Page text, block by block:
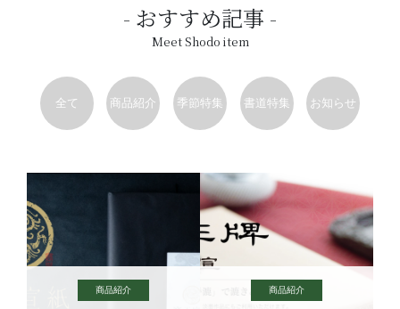
おすすめ記事
Meet Shodo item
全て 商品紹介 季節特集 書道特集 お知らせ
商品紹介 商品紹介